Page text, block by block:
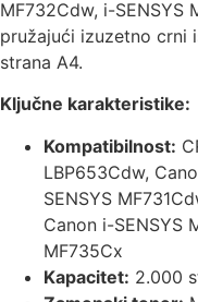
MF732Cdw, i-SENSYS
pružajući izuzetno crni
strana A4.
Ključne karakteristike:
Kompatibilnost:
LBP653Cdw,
SENSYS
Canon i-SENSYS
MF735Cx
Kapacitet: 2.000